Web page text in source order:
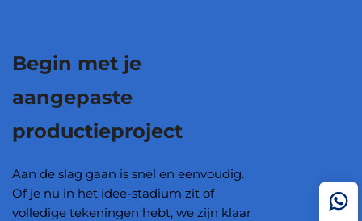
Begin met je
aangepaste
productieproject
Aan de slag gaan is snel en eenvoudig.
Of je nu in het idee-stadium zit of
volledige tekeningen hebt, we zijn klaar